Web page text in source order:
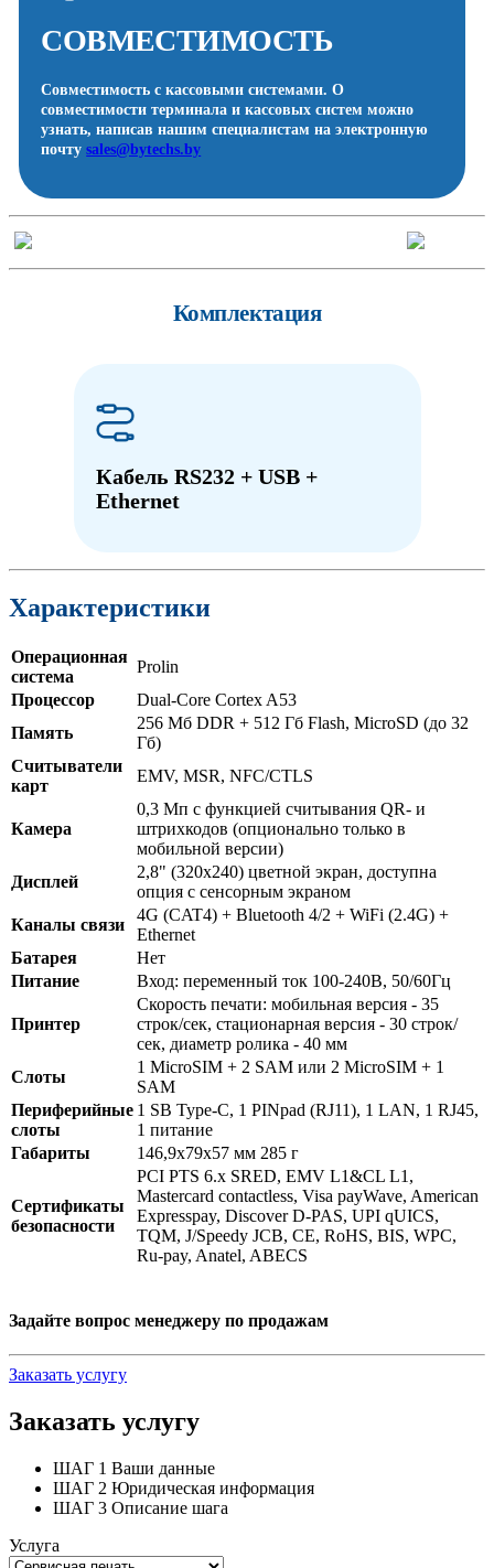
СОВМЕСТИМОСТЬ
Совместимость с кассовыми системами. О
совместимости терминала и кассовых систем можно
узнать, написав нашим специалистам на электронную
почтуsales@bytechs.by
Комплектация
Кабель RS232 + USB +
Ethernet
Характеристики
Операционная
система
Prolin
Процессор
Dual-Core Cortex A53
Память
256 Мб DDR + 512 Гб Flash, MicroSD (до 32
Гб)
Считыватели
карт
EMV, MSR, NFC/CTLS
Камера
0,3 Мп с функцией считывания QR- и
штрихкодов (опционально только в
мобильной версии)
Дисплей
2,8" (320x240) цветной экран, доступна
опция с сенсорным экраном
Каналы связи
4G (CAT4) + Bluetooth 4/2 + WiFi (2.4G) +
Ethernet
Батарея
Нет
Питание
Вход: переменный ток 100-240В, 50/60Гц
Принтер
Скорость печати: мобильная версия - 35
строк/сек, стационарная версия - 30 строк/
сек, диаметр ролика - 40 мм
Слоты
1 MicroSIM + 2 SAM или 2 MicroSIM + 1
SAM
Периферийные
слоты
1 SB Type-C, 1 PINpad (RJ11), 1 LAN, 1 RJ45,
1 питание
Габариты
146,9х79х57 мм 285 г
Cертификаты
безопасности
PCI PTS 6.x SRED, EMV L1&CL L1,
Mastercard contactless, Visa payWave, American
Expresspay, Discover D-PAS, UPI qUICS,
TQM, J/Speedy JCB, CE, RoHS, BIS, WPC,
Ru-pay, Anatel, ABECS
Задайте вопрос менеджеру по продажам
Заказать услугу
Заказать услугу
ШАГ 1 Ваши данные
ШАГ 2 Юридическая информация
ШАГ 3 Описание шага
Услуга